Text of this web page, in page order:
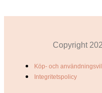
Copyright
Köp- och
Integritetspolicy